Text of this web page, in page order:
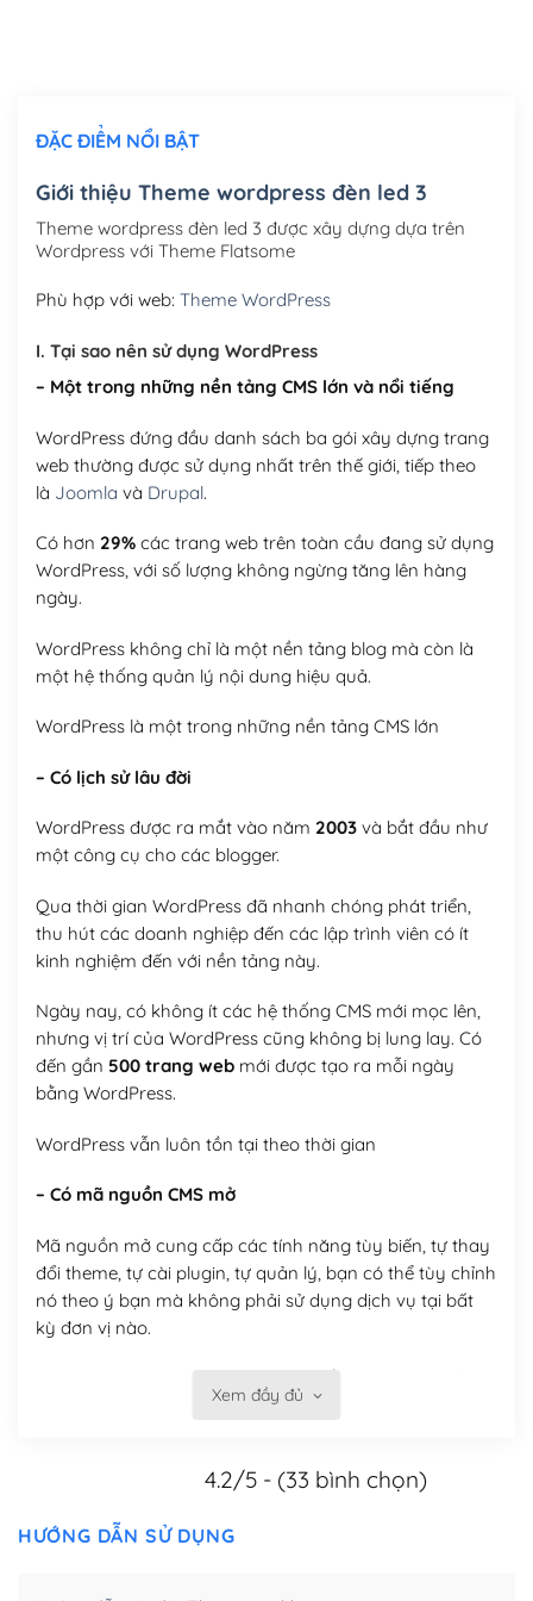
Mua thêm Host + Tên miền
Tên miền quốc tế .com .net .org (1 năm)
(+300,000₫)
Tên miền Việt Nam .vn (1 năm)(+550,000₫)
Hosting 5GB SSD (1 năm)
ĐẶC ĐIỂM NỔI BẬT
Giới thiệu Theme wordpress đèn led 3
Theme wordpress đèn led 3 được xây dựng dựa trên
Wordpress với Theme Flatsome
Phù hợp với web: Theme WordPress
I. Tại sao nên sử dụng WordPress
– Một trong những nền tảng CMS lớn và nổi tiếng
WordPress đứng đầu danh sách ba gói xây dựng trang
web thường được sử dụng nhất trên thế giới, tiếp theo
là Joomla và Drupal.
Có hơn 29%các trang web trên toàn cầu đang sử dụng
WordPress, với số lượng không ngừng tăng lên hàng
ngày.
WordPress không chỉ là một nền tảng blog mà còn là
một hệ thống quản lý nội dung hiệu quả.
WordPress là một trong những nền tảng CMS lớn
– Có lịch sử lâu đời
WordPress được ra mắt vào năm 2003và bắt đầu như
một công cụ cho các blogger.
Qua thời gian WordPress đã nhanh chóng phát triển,
thu hút các doanh nghiệp đến các lập trình viên có ít
kinh nghiệm đến với nền tảng này.
Ngày nay, có không ít các hệ thống CMS mới mọc lên,
nhưng vị trí của WordPress cũng không bị lung lay. Có
đến gần 500 trang webmới được tạo ra mỗi ngày
bằng WordPress.
WordPress vẫn luôn tồn tại theo thời gian
– Có mã nguồn CMS mở
Mã nguồn mở cung cấp các tính năng tùy biến, tự thay
đổi theme, tự cài plugin, tự quản lý, bạn có thể tùy chỉnh
nó theo ý bạn mà không phải sử dụng dịch vụ tại bất
kỳ đơn vị nào.
Xem đầy đủ
4.2/5 - (33 bình chọn)
HƯỚNG DẪN SỬ DỤNG